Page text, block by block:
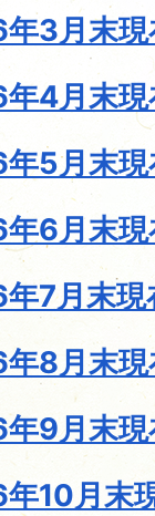
3月末
4月末
5月末
6月末
7月末現
8月末
9月末
10月末